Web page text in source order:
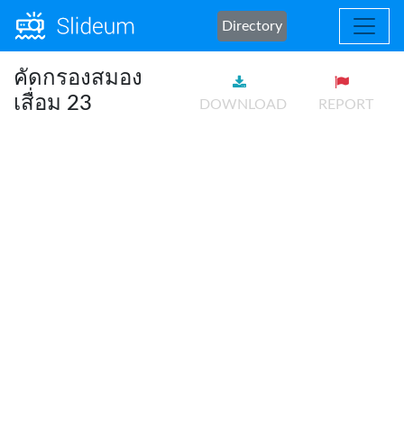
Directory
คัดกรองสมอง
เสื่อม 23
DOWNLOAD REPORT